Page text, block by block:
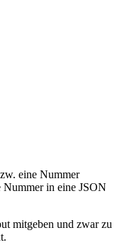
eine Nummer
in eine JSON
mitgeben und zwar zu